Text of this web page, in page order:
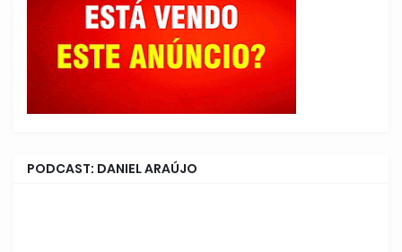
PODCAST: DANIEL ARAÚJO